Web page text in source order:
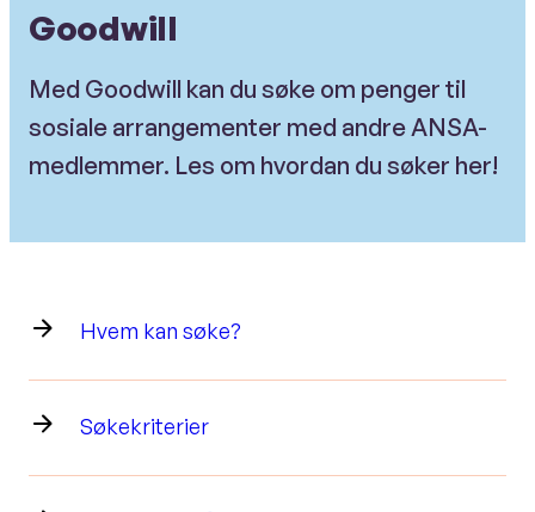
Goodwill
Med Goodwill kan du søke om penger til
sosiale arrangementer med andre ANSA-
medlemmer. Les om hvordan du søker her!
Hvem kan søke?
Søkekriterier